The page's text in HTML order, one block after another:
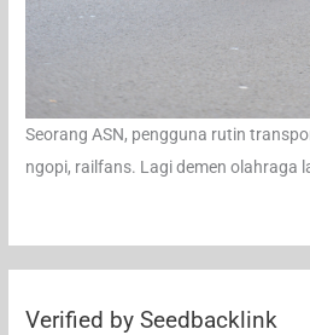
Seorang ASN, pengguna rutin
ngopi, railfans. Lagi demen olahraga
Verified by Seedbacklink